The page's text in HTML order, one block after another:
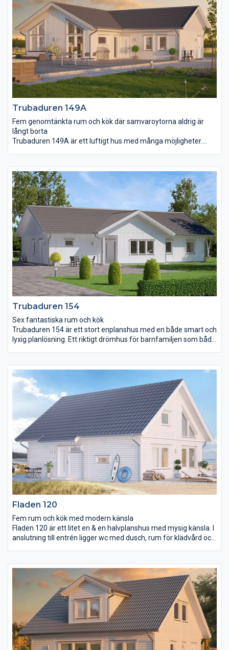
köksö gör det extra arbetsvänligt och yteffektivt.
Föräldrasovrummet har försetts med eget badrum och walk-in
closet.
Trubaduren 149A
Fem genomtänkta rum och kök där samvaroytorna aldrig är
långt borta
Trubaduren 149A är ett luftigt hus med många möjligheter.
och öppna tak skänker ljus och energi till hela familjen, en plats
att umgås och trivas på. Härifrån har ni ett stort helglasat
skjutparti som tar er ut till den vindskyddade uteplatsen.Köket
är centralt placerat och dess klassiska form med tillhörande
köksö gör det extra arbetsvänligt och yteffektivt.
Föräldrasovrummet har försetts med eget badrum och walk-in
closet.
Trubaduren 154
Sex fantastiska rum och kök
Trubaduren 154 är ett stort enplanshus med en både smart och
lyxig planlösning. Ett riktigt drömhus för barnfamiljen som både
kök och vardagsrum. Ovanför skapar det öppna ryggåstaket ett
ytterligare djup. Det stora sovrummet är ett riktigt ”master
bedroom”. Här finns nämligen ett tillhörande badrum med
möjlighet till jacuzzi och en stor klädkammare på 3,9 m². I en
avskild del av huset finns ytterligare tre sovrum, wc och ett
allrum.
Fladen 120
Fem rum och kök med modern känsla
Fladen 120 är ett litet en & en halvplanshus med mysig känsla. I
anslutning till entrén ligger wc med dusch, rum för klädvård och
av undervåningen och större delen av vardagsrummet är öppet
upp till taknock. På andra våning finns två mindre sovrum,
klädkammare och wc med dusch. Här finns också ett mysigt
allrum att blicka ner till vardagsrummet från.